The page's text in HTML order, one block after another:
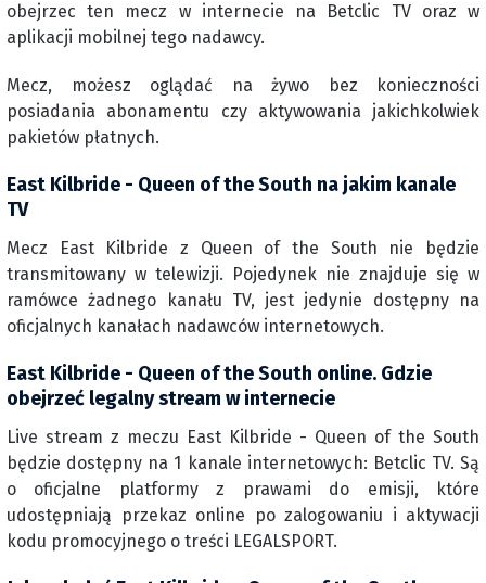
obejrzec ten mecz w internecie na Betclic TV oraz w
aplikacji mobilnej tego nadawcy.
Mecz, możesz oglądać na żywo bez konieczności
posiadania abonamentu czy aktywowania jakichkolwiek
pakietów płatnych.
East Kilbride - Queen of the South na jakim kanale
TV
Mecz East Kilbride z Queen of the South nie będzie
transmitowany w telewizji. Pojedynek nie znajduje się w
ramówce żadnego kanału TV, jest jedynie dostępny na
oficjalnych kanałach nadawców internetowych.
East Kilbride - Queen of the South online. Gdzie
obejrzeć legalny stream w internecie
Live stream z meczu East Kilbride - Queen of the South
będzie dostępny na 1 kanale internetowych: Betclic TV. Są
o oficjalne platformy z prawami do emisji, które
udostępniają przekaz online po zalogowaniu i aktywacji
kodu promocyjnego o treści LEGALSPORT.